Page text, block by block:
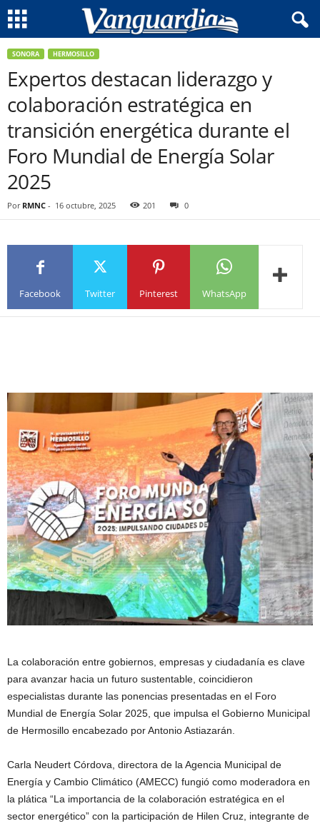
SONORA HERMOSILLO
Expertos destacan liderazgo y
colaboración estratégica en
transición energética durante el
Foro Mundial de Energía Solar
2025
Por RMNC - 16 octubre, 2025 201 0
Facebook Twitter Pinterest WhatsApp
La colaboración entre gobiernos, empresas y ciudadanía es clave
para avanzar hacia un futuro sustentable, coincidieron
especialistas durante las ponencias presentadas en el Foro
Mundial de Energía Solar 2025, que impulsa el Gobierno Municipal
de Hermosillo encabezado por Antonio Astiazarán.
Carla Neudert Córdova, directora de la Agencia Municipal de
Energía y Cambio Climático (AMECC) fungió como moderadora en
la plática “La importancia de la colaboración estratégica en el
sector energético” con la participación de Hilen Cruz, integrante de